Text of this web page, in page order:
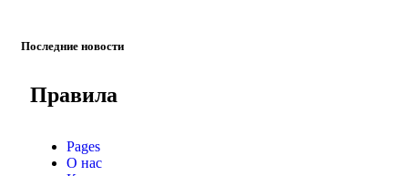
Последние новости
Правила
Pages
О нас